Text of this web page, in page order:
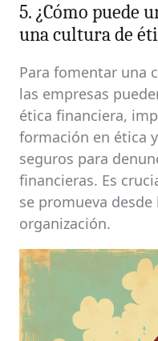
5. ¿Cómo puede
una cultura de
Para fomentar una
las empresas
ética financiera,
formación en ética
seguros para
financieras. Es
se promueva
organización.